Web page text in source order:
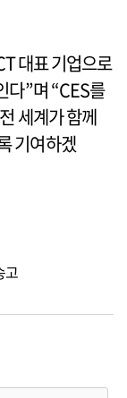
대표 기업으로
다”며 “CES를
세계가 함께
기여하겠
고